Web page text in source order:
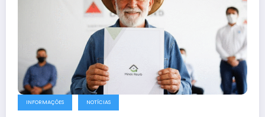
INFORMAÇÕES NOTÍCIAS